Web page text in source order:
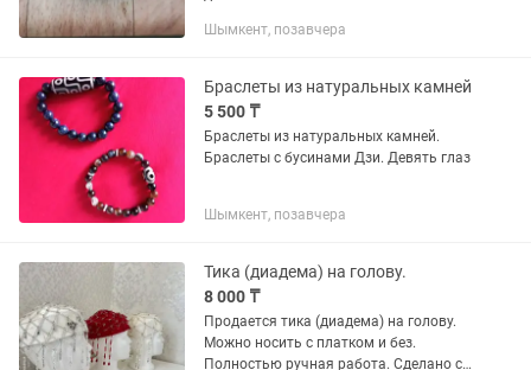
Шымкент, позавчера
Браслеты из натуральных камней
5 500 ₸
Браслеты из натуральных камней.
Браслеты с бусинами Дзи. Девять глаз
Шымкент, позавчера
Тика (диадема) на голову.
8 000 ₸
Продается тика (диадема) на голову.
Можно носить с платком и без.
Полностью ручная работа. Сделано с